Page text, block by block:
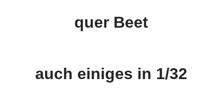
quer Beet
auch einiges in 1/32